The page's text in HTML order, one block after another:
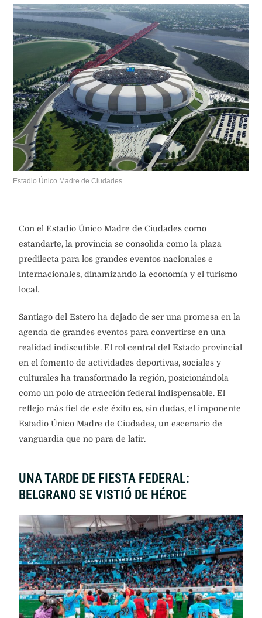
Con el Estadio Único Madre de Ciudades como
estandarte, la provincia se consolida como la plaza
predilecta para los grandes eventos nacionales e
internacionales, dinamizando la economía y el turismo
Santiago del Estero ha dejado de ser una promesa en la
agenda de grandes eventos para convertirse en una
realidad indiscutible. El rol central del Estado provincial
en el fomento de actividades deportivas, sociales y
culturales ha transformado la región, posicionándola
como un polo de atracción federal indispensable. El
reflejo más fiel de este éxito es, sin dudas, el imponente
Estadio Único Madre de Ciudades, un escenario de
UNA TARDE DE FIESTA FEDERAL: